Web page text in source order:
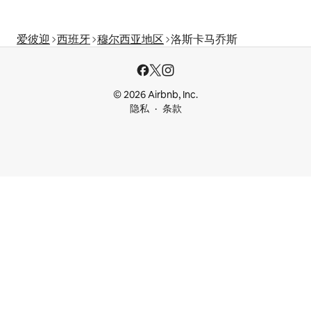
爱彼迎 西班牙 穆尔西亚地区 洛斯卡马乔斯
© 2026 Airbnb, Inc.
隐私
条款